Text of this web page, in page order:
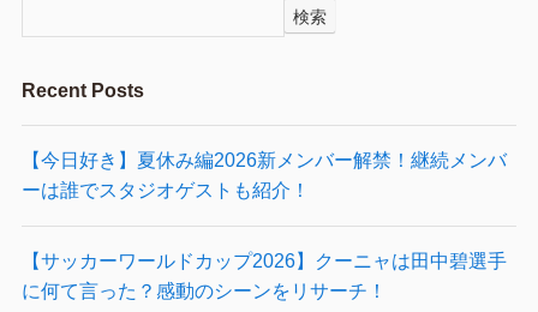
検索
Recent Posts
【今日好き】夏休み編2026新メンバー解禁！継続メンバ
ーは誰でスタジオゲストも紹介！
【サッカーワールドカップ2026】クーニャは田中碧選手
に何て言った？感動のシーンをリサーチ！